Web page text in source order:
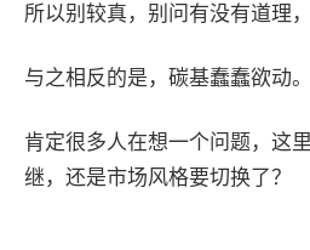
所以别较真，别问有没有道理
与之相反的是，碳基蠢蠢欲动。
肯定很多人在想一个问题，这
继，还是市场风格要切换了？